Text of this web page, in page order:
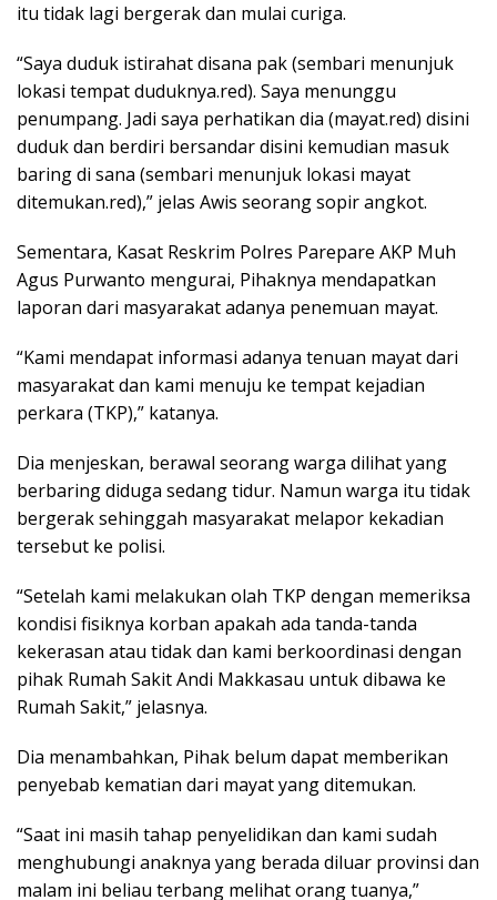
itu tidak lagi bergerak dan mulai curiga.
“Saya duduk istirahat disana pak (sembari menunjuk
lokasi tempat duduknya.red). Saya menunggu
penumpang. Jadi saya perhatikan dia (mayat.red) disini
duduk dan berdiri bersandar disini kemudian masuk
baring di sana (sembari menunjuk lokasi mayat
ditemukan.red),” jelas Awis seorang sopir angkot.
Sementara, Kasat Reskrim Polres Parepare AKP Muh
Agus Purwanto mengurai, Pihaknya mendapatkan
laporan dari masyarakat adanya penemuan mayat.
“Kami mendapat informasi adanya tenuan mayat dari
masyarakat dan kami menuju ke tempat kejadian
perkara (TKP),” katanya.
Dia menjeskan, berawal seorang warga dilihat yang
berbaring diduga sedang tidur. Namun warga itu tidak
bergerak sehinggah masyarakat melapor kekadian
tersebut ke polisi.
“Setelah kami melakukan olah TKP dengan memeriksa
kondisi fisiknya korban apakah ada tanda-tanda
kekerasan atau tidak dan kami berkoordinasi dengan
pihak Rumah Sakit Andi Makkasau untuk dibawa ke
Rumah Sakit,” jelasnya.
Dia menambahkan, Pihak belum dapat memberikan
penyebab kematian dari mayat yang ditemukan.
“Saat ini masih tahap penyelidikan dan kami sudah
menghubungi anaknya yang berada diluar provinsi dan
malam ini beliau terbang melihat orang tuanya,”